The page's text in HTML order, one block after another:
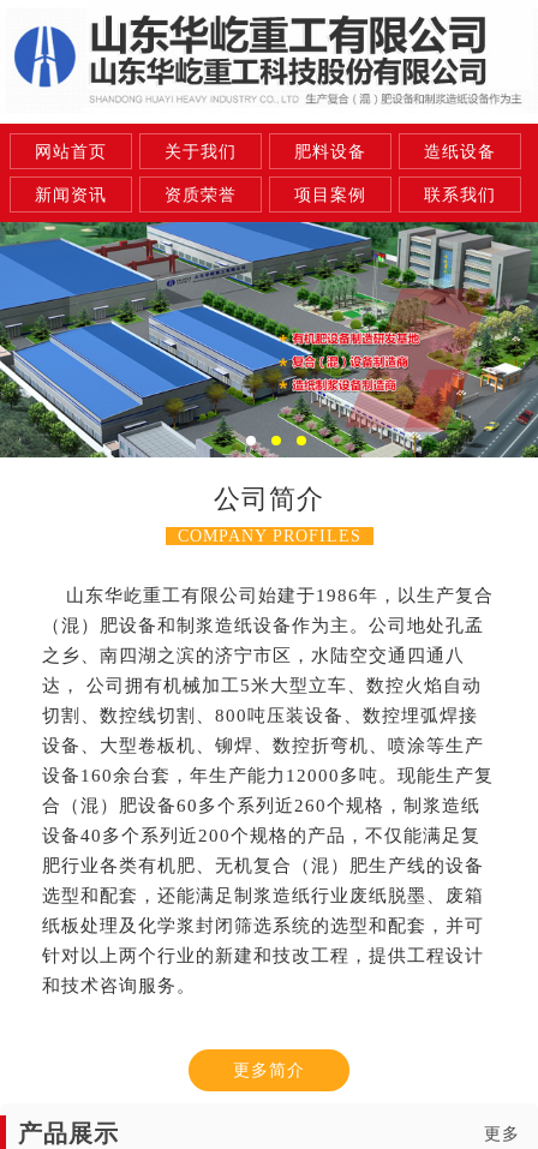
网站首页 关于我们 肥料设备 造纸设备
新闻资讯 资质荣誉 项目案例 联系我们
公司简介
COMPANY PROFILES
山东华屹重工有限公司始建于1986年，以生产复合
（混）肥设备和制浆造纸设备作为主。公司地处孔孟
之乡、南四湖之滨的济宁市区，水陆空交通四通八
达， 公司拥有机械加工5米大型立车、数控火焰自动
切割、数控线切割、800吨压装设备、数控埋弧焊接
设备、大型卷板机、铆焊、数控折弯机、喷涂等生产
设备160余台套，年生产能力12000多吨。现能生产复
合（混）肥设备60多个系列近260个规格，制浆造纸
设备40多个系列近200个规格的产品，不仅能满足复
肥行业各类有机肥、无机复合（混）肥生产线的设备
选型和配套，还能满足制浆造纸行业废纸脱墨、废箱
纸板处理及化学浆封闭筛选系统的选型和配套，并可
针对以上两个行业的新建和技改工程，提供工程设计
和技术咨询服务。
更多简介
产品展示 更多